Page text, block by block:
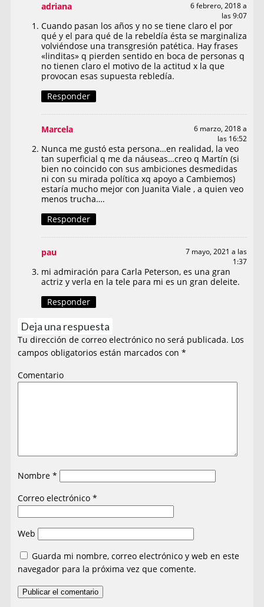
adriana
6 febrero, 2018 a
las 9:07
Cuando pasan los años y no se tiene claro el por
qué y el para qué de la rebeldía ésta se marginaliza
volviéndose una transgresión patética. Hay frases
«linditas» q pierden sentido en boca de personas q
no tienen claro el motivo de la actitud x la que
provocan esas supuesta rebledía.
Responder
Marcela
6 marzo, 2018 a
las 16:52
Nunca me gustó esta persona…en realidad, la veo
tan superficial q me da náuseas…creo q Martín (si
bien no coincido con sus ambiciones desmedidas
ni con su mirada política xq apoyo a Cambiemos)
estaría mucho mejor con Juanita Viale , a quien veo
menos trucha….
Responder
pau
7 mayo, 2021 a las
1:37
mi admiración para Carla Peterson, es una gran
actriz y verla en la tele para mi es un gran deleite.
Responder
Deja una respuesta
Tu dirección de correo electrónico no será publicada. Los
campos obligatorios están marcados con*
Comentario
Nombre*
Correo electrónico*
Web
Guarda mi nombre, correo electrónico y web en este
navegador para la próxima vez que comente.